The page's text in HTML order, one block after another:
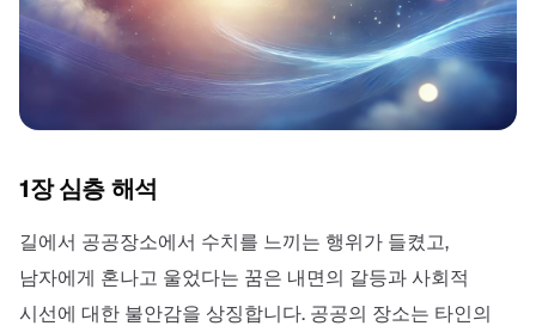
1장 심층 해석
길에서 공공장소에서 수치를 느끼는 행위가 들켰고,
남자에게 혼나고 울었다는 꿈은 내면의 갈등과 사회적
시선에 대한 불안감을 상징합니다. 공공의 장소는 타인의